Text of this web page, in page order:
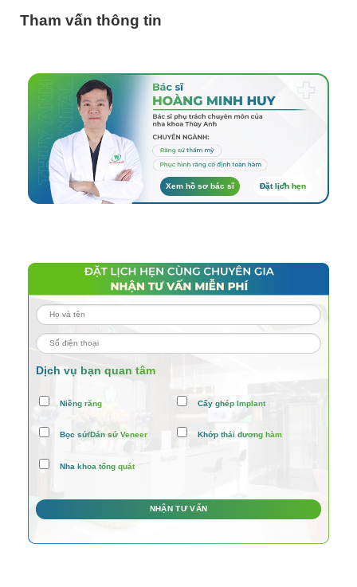
Tham vấn thông tin
Xem hồ sơ bác sĩ Đặt lịch hẹn
Dịch vụ bạn quan tâm
Niềng răng Cấy ghép Implant
Bọc sứ/Dán sứ Veneer Khớp thái dương hàm
Nha khoa tổng quát